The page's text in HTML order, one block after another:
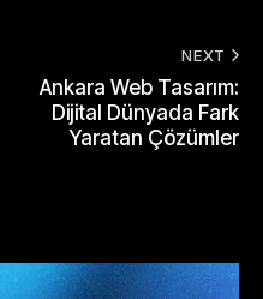
NEXT
Ankara Web Tasarım:
Dijital Dünyada Fark
Yaratan Çözümler